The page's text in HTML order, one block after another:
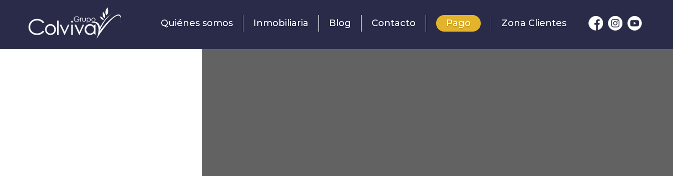
Quiénes somos Inmobiliaria Blog Contacto Pago Zona Clientes